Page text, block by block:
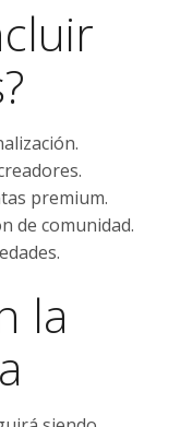
premium.
de comunidad.
la